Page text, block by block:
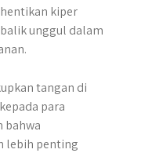
kiper
unggul dalam
tangan di
para
bahwa
lebih penting